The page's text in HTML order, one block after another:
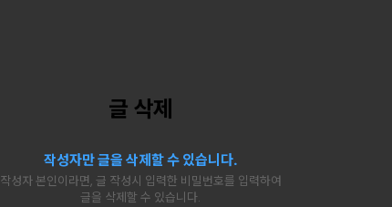
글 삭제
작성자만 글을 삭제할 수 있습니다.
작성자 본인이라면, 글 작성시 입력한 비밀번호를 입력하여
글을 삭제할 수 있습니다.